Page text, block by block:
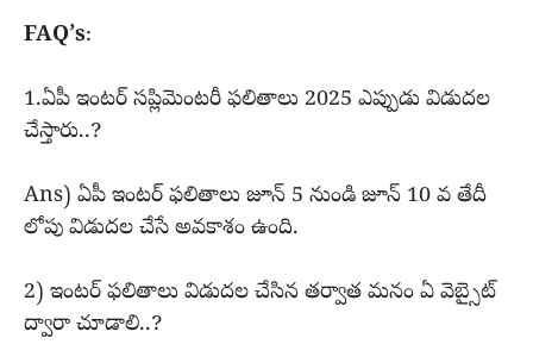
FAQ’s:
1.ఏపీ ఇంటర్ సప్లిమెంటరీ ఫలితాలు 2025 ఎప్పుడు విడుదల
చేస్తారు..?
Ans) ఏపీ ఇంటర్ ఫలితాలు జూన్ 5 నుండి జూన్ 10 వ తేదీ
లోపు విడుదల చేసే అవకాశం ఉంది.
2) ఇంటర్ ఫలితాలు విడుదల చేసిన తర్వాత మనం ఏ వెబ్సైట్
ద్వారా చూడాలి..?